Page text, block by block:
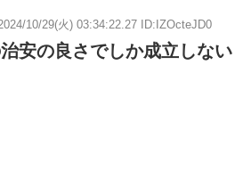
10/29(火) 03:34:22.27 ID:IZOcteJD0
安の良さでしか成立しない